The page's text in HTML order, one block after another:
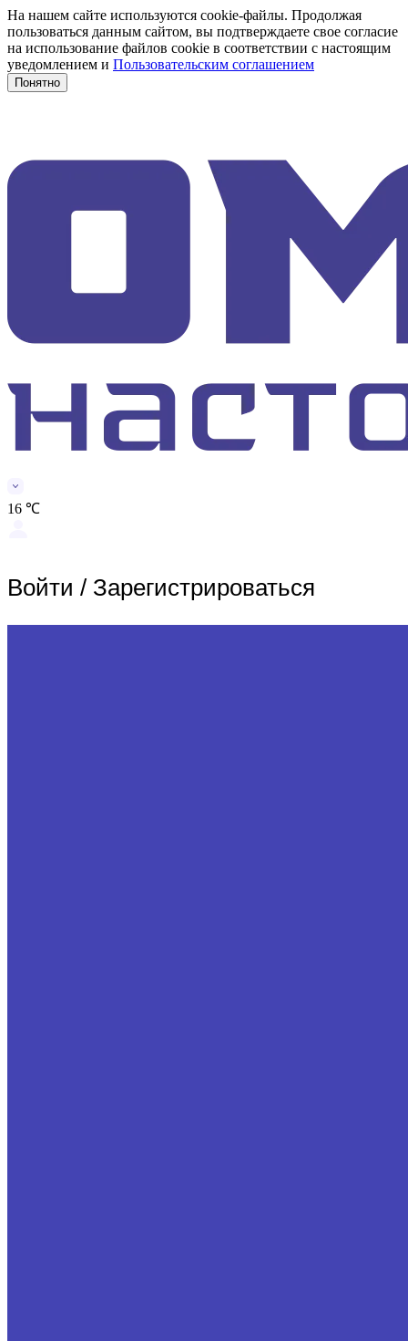
На нашем сайте используются cookie-файлы. Продолжая
пользоваться данным сайтом, вы подтверждаете свое согласие
на использование файлов cookie в соответствии с настоящим
уведомлением и Пользовательским соглашением
Понятно
16 ℃
Войти / Зарегистрироваться